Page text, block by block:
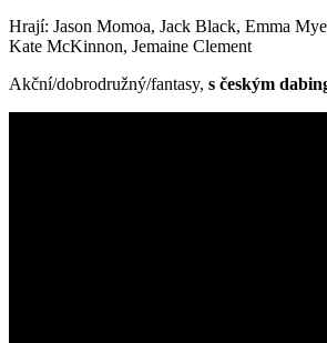
Hrají: Jason Momoa, Jack Black, Emma
Kate McKinnon, Jemaine Clement
Akční/dobrodružný/fantasy, s českým